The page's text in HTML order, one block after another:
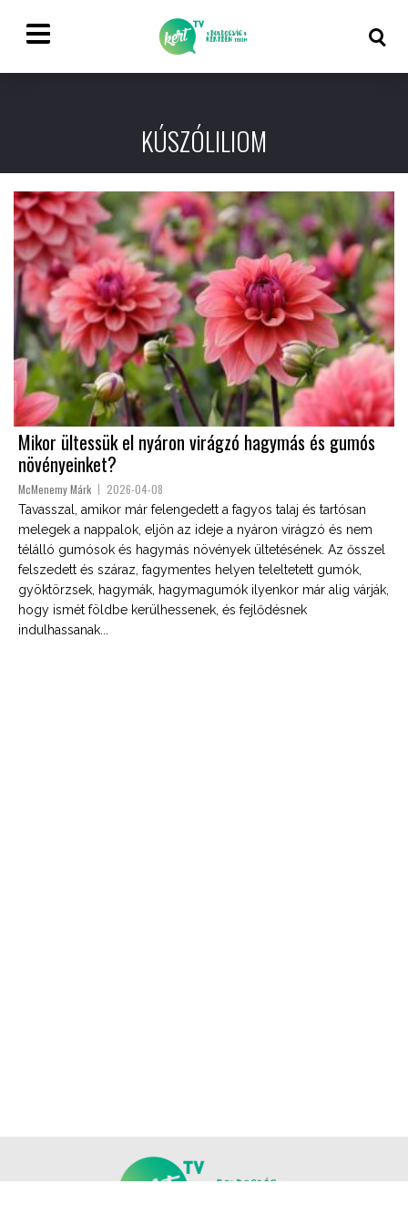
KÚSZÓLILIOM
Mikor ültessük el nyáron virágzó hagymás és gumós
növényeinket?
McMenemy Márk 2026-04-08
Tavasszal, amikor már felengedett a fagyos talaj és tartósan
melegek a nappalok, eljön az ideje a nyáron virágzó és nem
télálló gumósok és hagymás növények ültetésének. Az ősszel
felszedett és száraz, fagymentes helyen teleltetett gumók,
gyöktörzsek, hagymák, hagymagumók ilyenkor már alig várják,
hogy ismét földbe kerülhessenek, és fejlődésnek
indulhassanak...